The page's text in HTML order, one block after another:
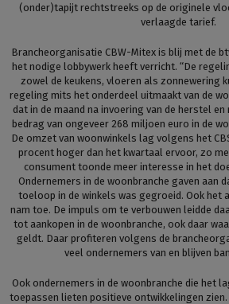
(onder)tapijt rechtstreeks op de originele
verlaagde tarief.
Brancheorganisatie CBW-Mitex is blij met de
het nodige lobbywerk heeft verricht. “De
zowel de keukens, vloeren als zonnewering
regeling mits het onderdeel uitmaakt van de
dat in de maand na invoering van de herstel
bedrag van ongeveer 268 miljoen euro in de
De omzet van woonwinkels lag volgens het
procent hoger dan het kwartaal ervoor, zo
consument toonde meer interesse in het
Ondernemers in de woonbranche gaven aan
toeloop in de winkels was gegroeid. Ook het
nam toe. De impuls om te verbouwen leidde
tot aankopen in de woonbranche, ook daar
geldt. Daar profiteren volgens de
veel ondernemers van en blijven
Ook ondernemers in de woonbranche die het
toepassen lieten positieve ontwikkelingen zien.